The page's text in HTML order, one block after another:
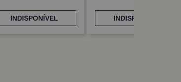
INDISPONÍVEL INDISPONÍVEL